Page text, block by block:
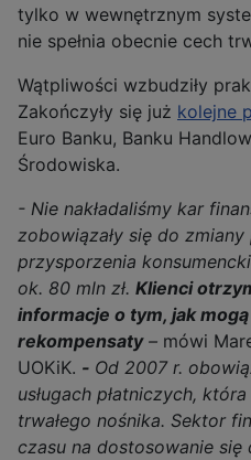
tylko w wewnętrznym
nie spełnia obecnie cech
Wątpliwości wzbudziły
Zakończyły się już kolejne
Euro Banku, Banku
Środowiska.
- Nie nakładaliśmy kar
zobowiązały się do
przysporzenia
ok. 80 mln zł. Klienci
informacje o tym, jak
rekompensaty– mówi
UOKiK. - Od 2007 r.
usługach płatniczych,
trwałego nośnika. Sektor
czasu na dostosowanie się